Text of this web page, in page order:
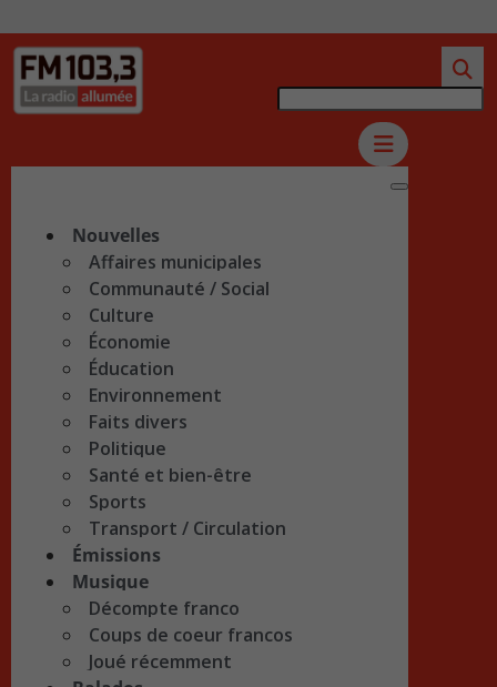
Nouvelles
Affaires municipales
Communauté / Social
Culture
Économie
Éducation
Environnement
Faits divers
Politique
Santé et bien-être
Sports
Transport / Circulation
Émissions
Musique
Décompte franco
Coups de coeur francos
Joué récemment